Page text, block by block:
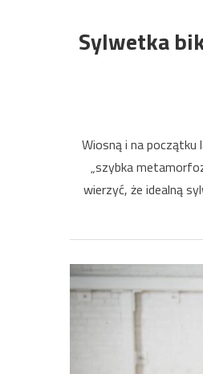
Sylwetka
Wiosną i na początku
„szybka
wierzyć, że idealną